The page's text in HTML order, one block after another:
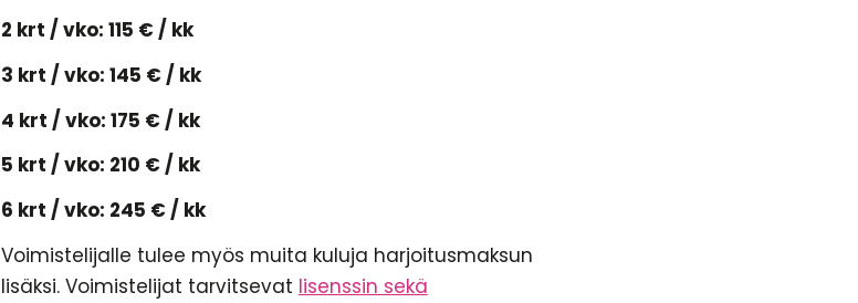
2 krt / vko: 115 € / kk
3 krt / vko: 145 € / kk
4 krt / vko: 175 € / kk
5 krt / vko: 210 € / kk
6 krt / vko: 245 € / kk
Voimistelijalle tulee myös muita kuluja harjoitusmaksun
lisäksi. Voimistelijat tarvitsevat lisenssin sekä